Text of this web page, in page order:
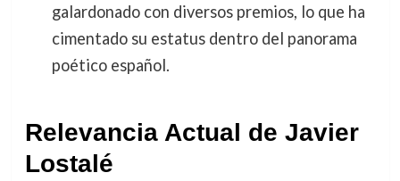
galardonado con diversos premios, lo que ha
cimentado su estatus dentro del panorama
poético español.
Relevancia Actual de Javier
Lostalé